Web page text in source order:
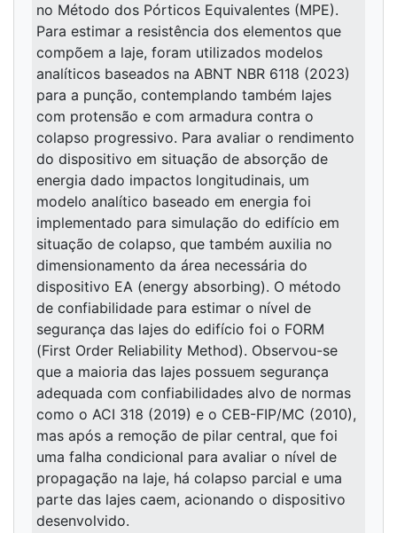
no Método dos Pórticos Equivalentes (MPE).
Para estimar a resistência dos elementos que
compõem a laje, foram utilizados modelos
analíticos baseados na ABNT NBR 6118 (2023)
para a punção, contemplando também lajes
com protensão e com armadura contra o
colapso progressivo. Para avaliar o rendimento
do dispositivo em situação de absorção de
energia dado impactos longitudinais, um
modelo analítico baseado em energia foi
implementado para simulação do edifício em
situação de colapso, que também auxilia no
dimensionamento da área necessária do
dispositivo EA (energy absorbing). O método
de confiabilidade para estimar o nível de
segurança das lajes do edifício foi o FORM
(First Order Reliability Method). Observou-se
que a maioria das lajes possuem segurança
adequada com confiabilidades alvo de normas
como o ACI 318 (2019) e o CEB-FIP/MC (2010),
mas após a remoção de pilar central, que foi
uma falha condicional para avaliar o nível de
propagação na laje, há colapso parcial e uma
parte das lajes caem, acionando o dispositivo
desenvolvido.